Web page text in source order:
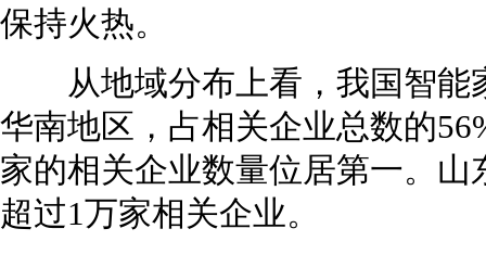
保持火热。
从地域分布上看，我国智能
华南地区，占相关企业总数的
家的相关企业数量位居第一。
超过1万家相关企业。